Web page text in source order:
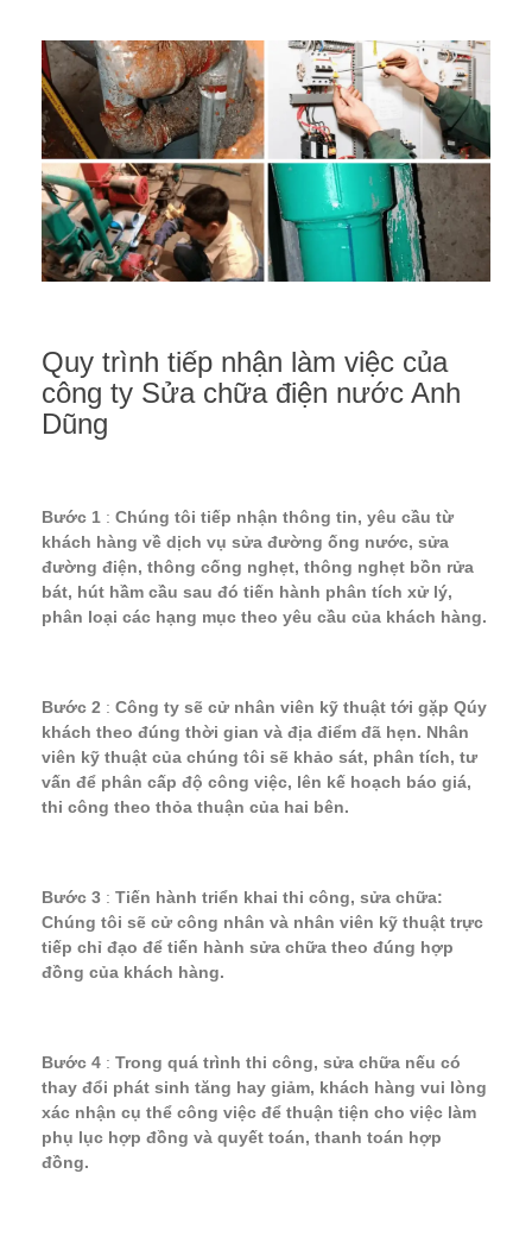
Quy trình tiếp nhận làm việc của
công ty Sửa chữa điện nước Anh
Dũng
Bước 1 : Chúng tôi tiếp nhận thông tin, yêu cầu từ
khách hàng về dịch vụ sửa đường ống nước, sửa
đường điện, thông cống nghẹt, thông nghẹt bồn rửa
bát, hút hầm cầu sau đó tiến hành phân tích xử lý,
phân loại các hạng mục theo yêu cầu của khách hàng.
Bước 2 : Công ty sẽ cử nhân viên kỹ thuật tới gặp Qúy
khách theo đúng thời gian và địa điểm đã hẹn. Nhân
viên kỹ thuật của chúng tôi sẽ khảo sát, phân tích, tư
vấn để phân cấp độ công việc, lên kế hoạch báo giá,
thi công theo thỏa thuận của hai bên.
Bước 3 : Tiến hành triển khai thi công, sửa chữa:
Chúng tôi sẽ cử công nhân và nhân viên kỹ thuật trực
tiếp chỉ đạo để tiến hành sửa chữa theo đúng hợp
đồng của khách hàng.
Bước 4 : Trong quá trình thi công, sửa chữa nếu có
thay đổi phát sinh tăng hay giảm, khách hàng vui lòng
xác nhận cụ thể công việc để thuận tiện cho việc làm
phụ lục hợp đồng và quyết toán, thanh toán hợp
đồng.